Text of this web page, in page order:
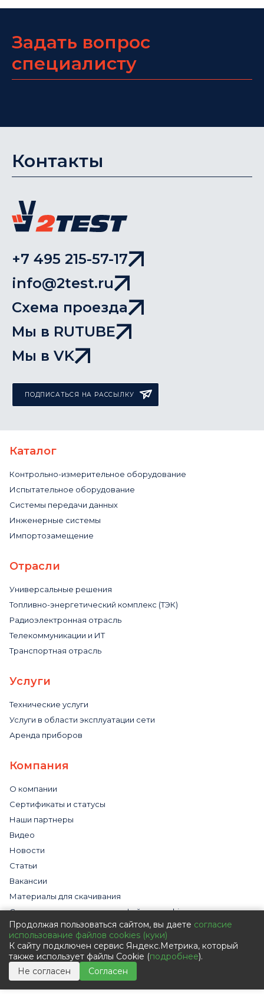
Задать вопрос
специалисту
Контакты
+7 495 215-57-17
info@2test.ru
Схема проезда
Мы в RUTUBE
Мы в VK
ПОДПИСАТЬСЯ НА РАССЫЛКУ
Каталог
Контрольно-измерительное оборудование
Испытательное оборудование
Системы передачи данных
Инженерные системы
Импортозамещение
Отрасли
Универсальные решения
Топливно-энергетический комплекс (ТЭК)
Радиоэлектронная отрасль
Телекоммуникации и ИТ
Транспортная отрасль
Услуги
Технические услуги
Услуги в области эксплуатации сети
Аренда приборов
Компания
О компании
Сертификаты и статусы
Наши партнеры
Видео
Новости
Статьи
Вакансии
Материалы для скачивания
Cогласие на использование файлов cookies
Обработка персональных данных с помощью сервиса
«Яндекс.Метрика»
Политика в отношении обработки персональных данных
Пользовательское соглашение
Согласие на обработку персональных данных
Продолжая пользоваться сайтом, вы даете согласие
использование файлов cookies (куки)
К сайту подключен сервис Яндекс.Метрика, который
также использует файлы Cookie (подробнее).
Не согласен
Согласен